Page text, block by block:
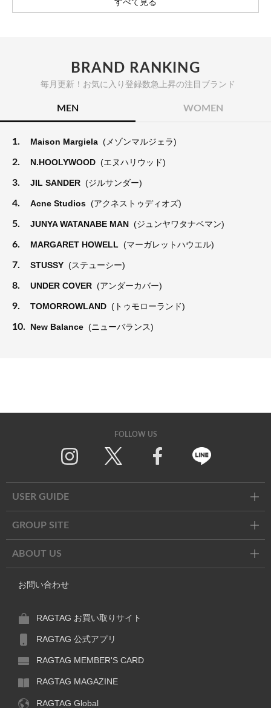
BRAND RANKING
毎月更新！お気に入り登録数急上昇の注目ブランド
MEN WOMEN
1. Maison Margiela (メゾンマルジェラ)
2. N.HOOLYWOOD (エヌハリウッド)
3. JIL SANDER (ジルサンダー)
4. Acne Studios (アクネストゥディオズ)
5. JUNYA WATANABE MAN (ジュンヤワタナベマン)
6. MARGARET HOWELL (マーガレットハウエル)
7. STUSSY (ステューシー)
8. UNDER COVER (アンダーカバー)
9. TOMORROWLAND (トゥモローランド)
10. New Balance (ニューバランス)
FOLLOW US
USER GUIDE
GROUP SITE
ABOUT US
お問い合わせ
RAGTAG お買い取りサイト
RAGTAG 公式アプリ
RAGTAG MEMBER'S CARD
RAGTAG MAGAZINE
RAGTAG Global